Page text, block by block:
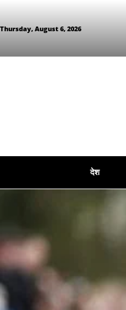
Thursday, August 6, 2026
देश